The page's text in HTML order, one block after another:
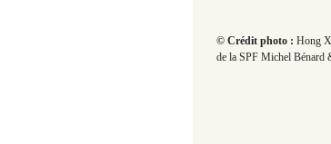
© Crédit photo : Hong
de la SPF Michel Bénard